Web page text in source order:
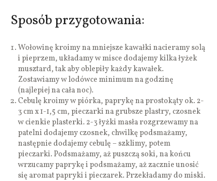
Sposób przygotowania:
Wołowinę kroimy na mniejsze kawałki nacieramy solą
i pieprzem, układamy w misce dodajemy kilka łyżek
musztard, tak aby oblepiły każdy kawałek.
Zostawiamy w lodówce minimum na godzinę
(najlepiej na cała noc).
Cebulę kroimy w piórka, paprykę na prostokąty ok. 2-
3 cm x 1-1,5 cm, pieczarki na grubsze plastry, czosnek
w cienkie plasterki. 2-3 łyżki masła rozgrzewamy na
patelni dodajemy czosnek, chwilkę podsmażamy,
następnie dodajemy cebulę – szklimy, potem
pieczarki. Podsmażamy, aż puszczą soki, na końcu
wrzucamy paprykę i podsmażamy, aż zacznie unosić
się aromat papryki i pieczarek. Przekładamy do miski.